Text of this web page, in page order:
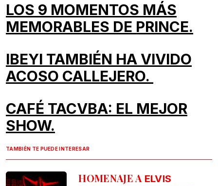
LOS 9 MOMENTOS MÁS
MEMORABLES DE PRINCE.
IBEYI TAMBIÉN HA VIVIDO
ACOSO CALLEJERO.
CAFÉ TACVBA: EL MEJOR
SHOW.
TAMBIÉN TE PUEDE INTERESAR
HOMENAJE A ELVIS